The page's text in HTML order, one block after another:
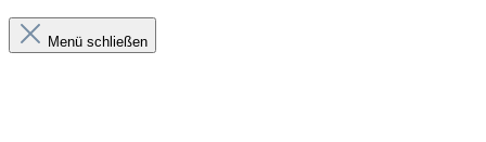
Menü schließen